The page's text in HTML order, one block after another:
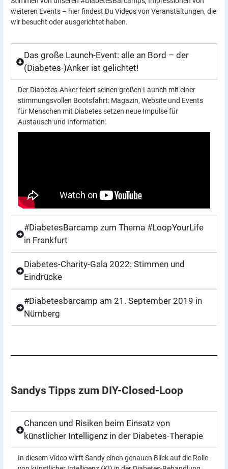
weiteren Events – hier findest Du Videos von Veranstaltungen, die
wir besucht oder ausgerichtet haben.
Das große Launch-Event: alle an Bord – der
(Diabetes-)Anker ist gelichtet!
Der Diabetes-Anker feiert seinen großen Launch mit einer
stimmungsvollen Bootsfahrt: Magazin, Website und Events
für Menschen mit Diabetes setzen neue Impulse für
Austausch und Information.
#DiabetesBarcamp zum Thema #LoopYourLife
in Frankfurt
Diabetes-Charity-Gala 2022: Stimmen und
Eindrücke
#Diabetesbarcamp am 21. September 2019 in
Nürnberg
Sandys Tipps zum DIY-Closed-Loop
Chancen und Risiken beim Einsatz von
künstlicher Intelligenz in der Diabetes-Therapie
In diesem Video wirft Sandy einen genauen Blick auf die Rolle